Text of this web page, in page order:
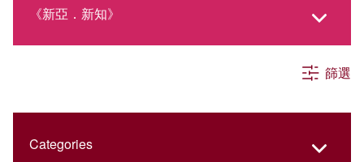
《新亞．新知》
社交媒體專欄
篩選
Categories